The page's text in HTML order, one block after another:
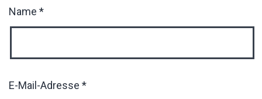
Name *
E-Mail-Adresse *